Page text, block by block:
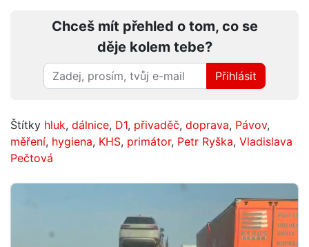
Chceš mít přehled o tom, co se
děje kolem tebe?
Přihlásit
Štítky hluk, dálnice, D1, přivaděč, doprava, Pávov,
měření, hygiena, KHS, primátor, Petr Ryška, Vladislava
Pečtová